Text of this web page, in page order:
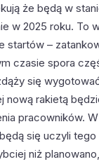
że będą w
w 2025 roku. To
startów –
czasie spora
się
nową rakietą
pracowników.
się uczyli
niż